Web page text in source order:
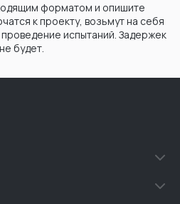
форматом и опишите
к проекту, возьмут на себя
испытаний. Задержек
будет.